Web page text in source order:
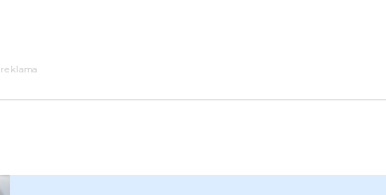
reklama